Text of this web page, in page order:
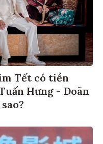
Tết có tiền
Hưng - Doãn